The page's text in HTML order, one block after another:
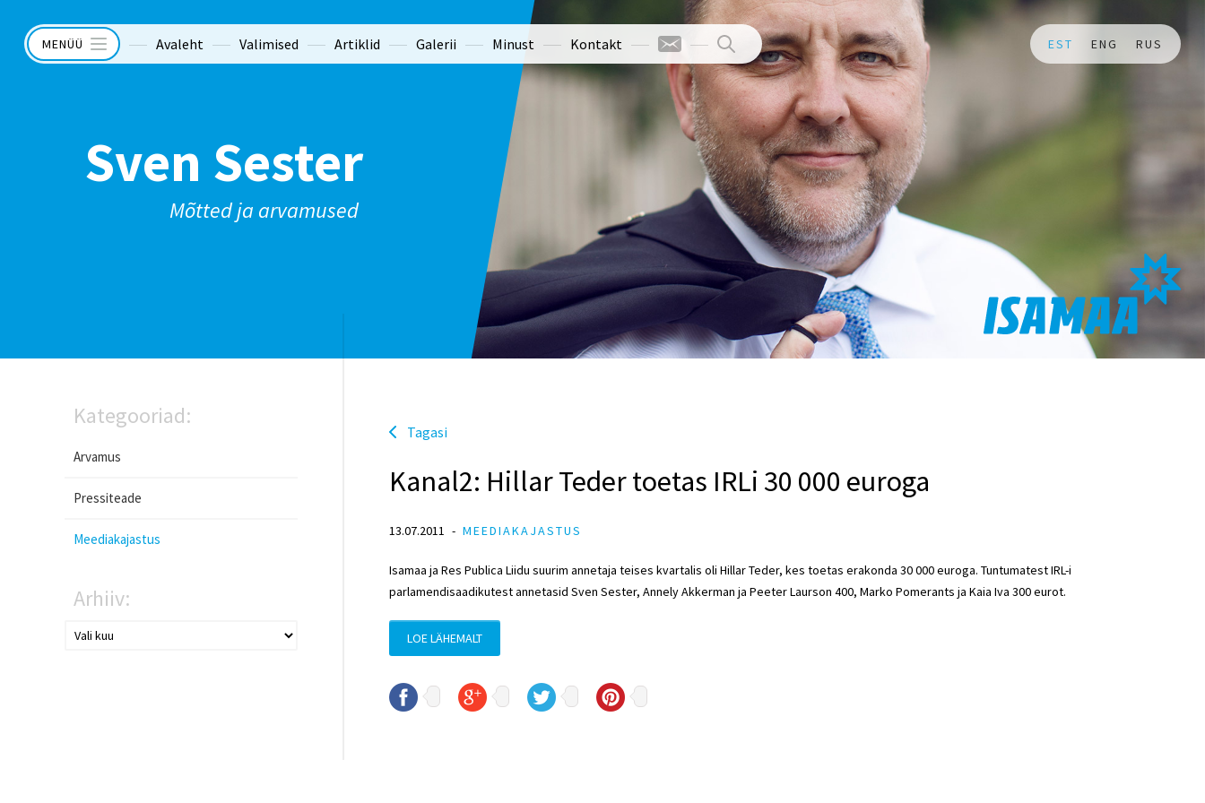
MENÜÜ Avaleht Valimised Artiklid Galerii Minust Kontakt EST ENG RUS
Sven Sester
Mõtted ja arvamused
Kategooriad:
Arvamus
Pressiteade
Meediakajastus
Arhiiv:
Tagasi
Kanal2: Hillar Teder toetas IRLi 30 000 euroga
13.07.2011 MEEDIAKAJASTUS
Isamaa ja Res Publica Liidu suurim annetaja teises kvartalis oli Hillar Teder, kes toetas erakonda 30 000 euroga. Tuntumatest IRL-i
parlamendisaadikutest annetasid Sven Sester, Annely Akkerman ja Peeter Laurson 400, Marko Pomerants ja Kaia Iva 300 eurot.
LOE LÄHEMALT